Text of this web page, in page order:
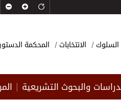
السلوك الانتخابات المحكمة
والبحوث التشريعية